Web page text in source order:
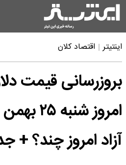
اینتیتر اقتصاد کلان
بروزرسانی قیمت
آزاد امروز چند؟ +